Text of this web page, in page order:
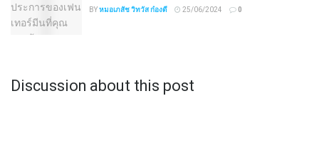
BYหมอเภสัช วิทวัส ก๋องดี 25/06/2024 0
Discussion about this post